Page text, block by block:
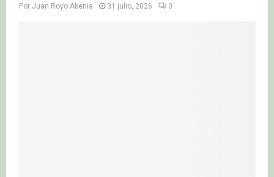
Por Juan Royo Abenia 31 julio, 2026 0